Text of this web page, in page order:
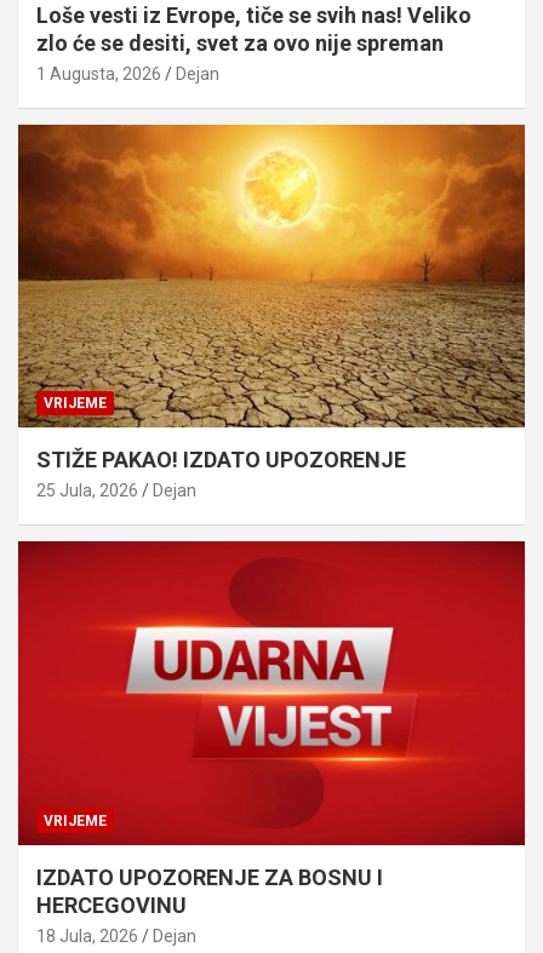
Loše vesti iz Evrope, tiče se svih nas! Veliko
zlo će se desiti, svet za ovo nije spreman
1 Augusta, 2026 Dejan
VRIJEME
STIŽE PAKAO! IZDATO UPOZORENJE
25 Jula, 2026 Dejan
VRIJEME
IZDATO UPOZORENJE ZA BOSNU I
HERCEGOVINU
18 Jula, 2026 Dejan